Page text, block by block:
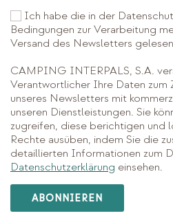
Ich habe die in der
Bedingungen zur Verarbeitung
Versand des Newsletters
CAMPING INTERPALS, S.A.
Verantwortlicher Ihre Daten zum
unseres Newsletters mit
unseren Dienstleistungen. Sie
zugreifen, diese berichtigen und
Rechte ausüben, indem Sie die
detaillierten Informationen zum
Datenschutzerklärung einsehen.
ABONNIEREN